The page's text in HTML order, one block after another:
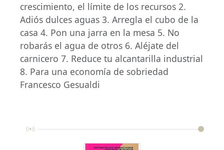
crescimiento, el límite de los recursos 2.
Adiós dulces aguas 3. Arregla el cubo de la
casa 4. Pon una jarra en la mesa 5. No
robarás el agua de otros 6. Aléjate del
carnicero 7. Reduce tu alcantarilla industrial
8. Para una economía de sobriedad
Francesco Gesualdi